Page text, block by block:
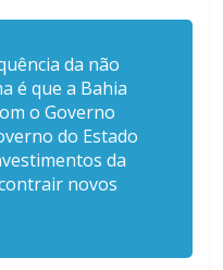
da não
é que a Bahia
o Governo
do Estado
da
novos